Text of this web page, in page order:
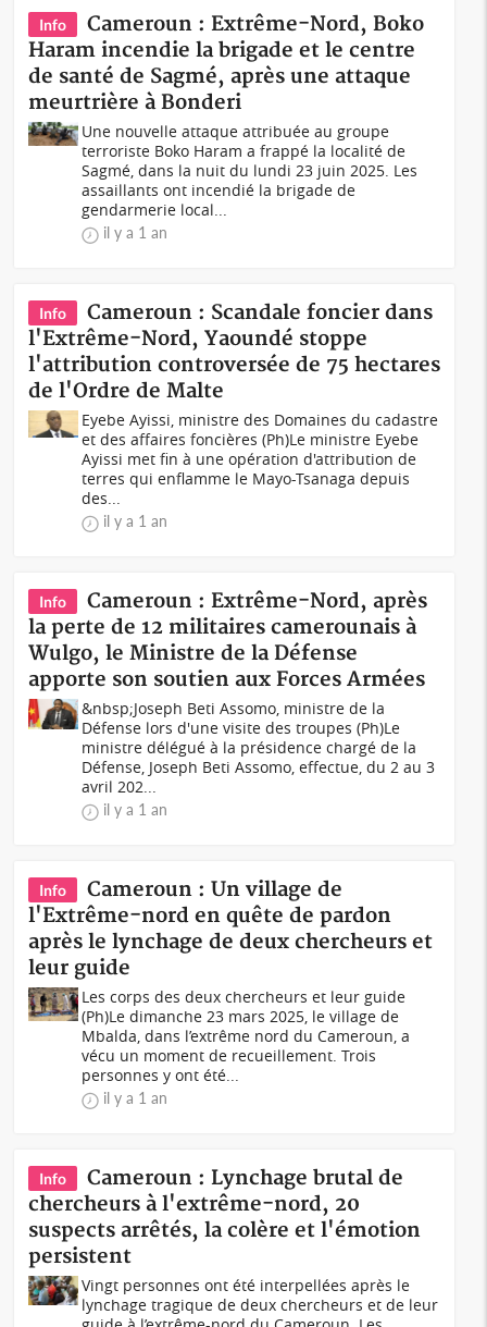
Info
Cameroun : Extrême-Nord, Boko
Haram incendie la brigade et le centre
de santé de Sagmé, après une attaque
meurtrière à Bonderi
Une nouvelle attaque attribuée au groupe
terroriste Boko Haram a frappé la localité de
Sagmé, dans la nuit du lundi 23 juin 2025. Les
assaillants ont incendié la brigade de
gendarmerie local...
il y a 1 an
Info
Cameroun : Scandale foncier dans
l'Extrême-Nord, Yaoundé stoppe
l'attribution controversée de 75 hectares
de l'Ordre de Malte
Eyebe Ayissi, ministre des Domaines du cadastre
et des affaires foncières (Ph)Le ministre Eyebe
Ayissi met fin à une opération d'attribution de
terres qui enflamme le Mayo-Tsanaga depuis
des...
il y a 1 an
Info
Cameroun : Extrême-Nord, après
la perte de 12 militaires camerounais à
Wulgo, le Ministre de la Défense
apporte son soutien aux Forces Armées
&nbsp;Joseph Beti Assomo, ministre de la
Défense lors d'une visite des troupes (Ph)Le
ministre délégué à la présidence chargé de la
Défense, Joseph Beti Assomo, effectue, du 2 au 3
avril 202...
il y a 1 an
Info
Cameroun : Un village de
l'Extrême-nord en quête de pardon
après le lynchage de deux chercheurs et
leur guide
Les corps des deux chercheurs et leur guide
(Ph)Le dimanche 23 mars 2025, le village de
Mbalda, dans l’extrême nord du Cameroun, a
vécu un moment de recueillement. Trois
personnes y ont été...
il y a 1 an
Info
Cameroun : Lynchage brutal de
chercheurs à l'extrême-nord, 20
suspects arrêtés, la colère et l'émotion
persistent
Vingt personnes ont été interpellées après le
lynchage tragique de deux chercheurs et de leur